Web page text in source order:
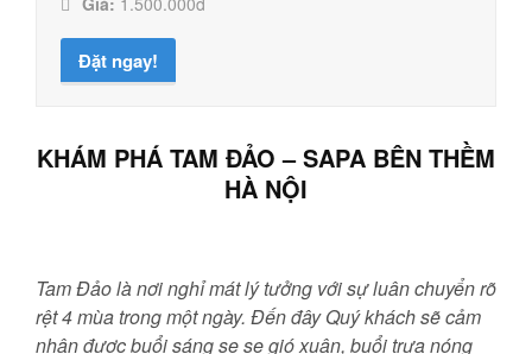
Đặt ngay!
KHÁM PHÁ TAM ĐẢO – SAPA BÊN THỀM
HÀ NỘI
Tam Đảo là nơi nghỉ mát lý tưởng với sự luân chuyển rõ
rệt 4 mùa trong một ngày. Đến đây Quý khách sẽ cảm
nhận được buổi sáng se se gió xuân, buổi trưa nóng